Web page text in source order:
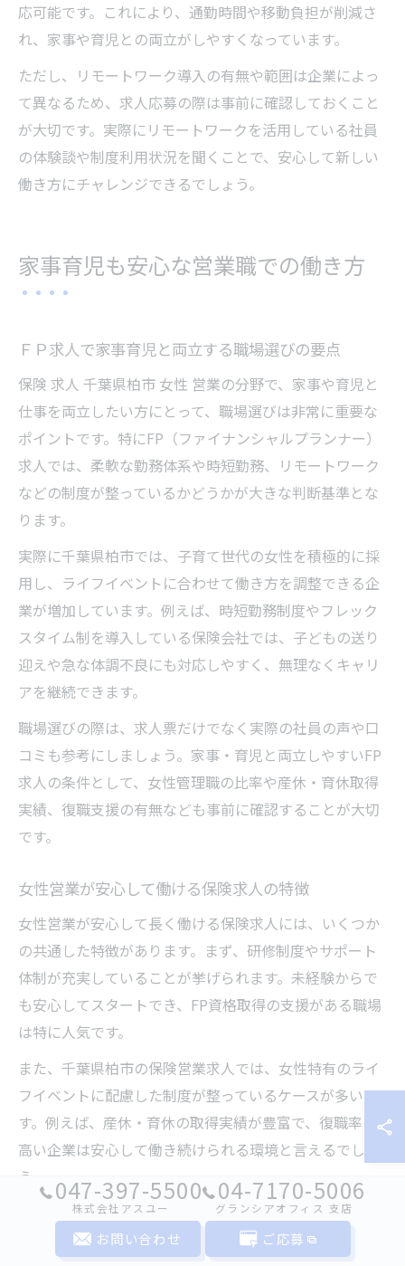
応可能です。これにより、通勤時間や移動負担が削減さ
れ、家事や育児との両立がしやすくなっています。
ただし、リモートワーク導入の有無や範囲は企業によっ
て異なるため、求人応募の際は事前に確認しておくこと
が大切です。実際にリモートワークを活用している社員
の体験談や制度利用状況を聞くことで、安心して新しい
働き方にチャレンジできるでしょう。
家事育児も安心な営業職での働き方
ＦＰ求人で家事育児と両立する職場選びの要点
保険 求人 千葉県柏市 女性 営業の分野で、家事や育児と
仕事を両立したい方にとって、職場選びは非常に重要な
ポイントです。特にFP（ファイナンシャルプランナー）
求人では、柔軟な勤務体系や時短勤務、リモートワーク
などの制度が整っているかどうかが大きな判断基準とな
ります。
実際に千葉県柏市では、子育て世代の女性を積極的に採
用し、ライフイベントに合わせて働き方を調整できる企
業が増加しています。例えば、時短勤務制度やフレック
スタイム制を導入している保険会社では、子どもの送り
迎えや急な体調不良にも対応しやすく、無理なくキャリ
アを継続できます。
職場選びの際は、求人票だけでなく実際の社員の声や口
コミも参考にしましょう。家事・育児と両立しやすいFP
求人の条件として、女性管理職の比率や産休・育休取得
実績、復職支援の有無なども事前に確認することが大切
です。
女性営業が安心して働ける保険求人の特徴
女性営業が安心して長く働ける保険求人には、いくつか
の共通した特徴があります。まず、研修制度やサポート
体制が充実していることが挙げられます。未経験からで
も安心してスタートでき、FP資格取得の支援がある職場
は特に人気です。
また、千葉県柏市の保険営業求人では、女性特有のライ
フイベントに配慮した制度が整っているケースが多いで
す。例えば、産休・育休の取得実績が豊富で、復職率の
高い企業は安心して働き続けられる環境と言えるでしょ
う。
さらに、職場の雰囲気や人間関係も重要なポイントで
す。女性同士で助け合える風土や、相談しやすい上司が
047-397-5500
株式会社アスユー
04-7170-5006
グランシアオフィス ⽀店
お問い合わせ ご応募